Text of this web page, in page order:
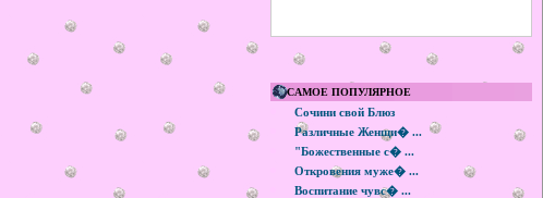
САМОЕ ПОПУЛЯРНОЕ
Сочини свой Блюз
Различные Женщи� ...
"Божественные с� ...
Откровения муже� ...
Воспитание чувс� ...